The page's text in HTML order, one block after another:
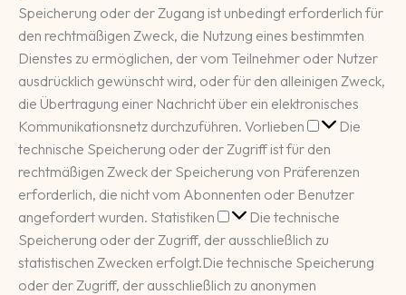
Speicherung oder der Zugang ist unbedingt erforderlich für
den rechtmäßigen Zweck, die Nutzung eines bestimmten
Dienstes zu ermöglichen, der vom Teilnehmer oder Nutzer
ausdrücklich gewünscht wird, oder für den alleinigen Zweck,
die Übertragung einer Nachricht über ein elektronisches
Kommunikationsnetz durchzuführen. Vorlieben Vorlieben
Die
technische Speicherung oder der Zugriff ist für den
rechtmäßigen Zweck der Speicherung von Präferenzen
erforderlich, die nicht vom Abonnenten oder Benutzer
angefordert wurden. Statistiken Statistiken
Die technische
Speicherung oder der Zugriff, der ausschließlich zu
statistischen Zwecken erfolgt.Die technische Speicherung
oder der Zugriff, der ausschließlich zu anonymen